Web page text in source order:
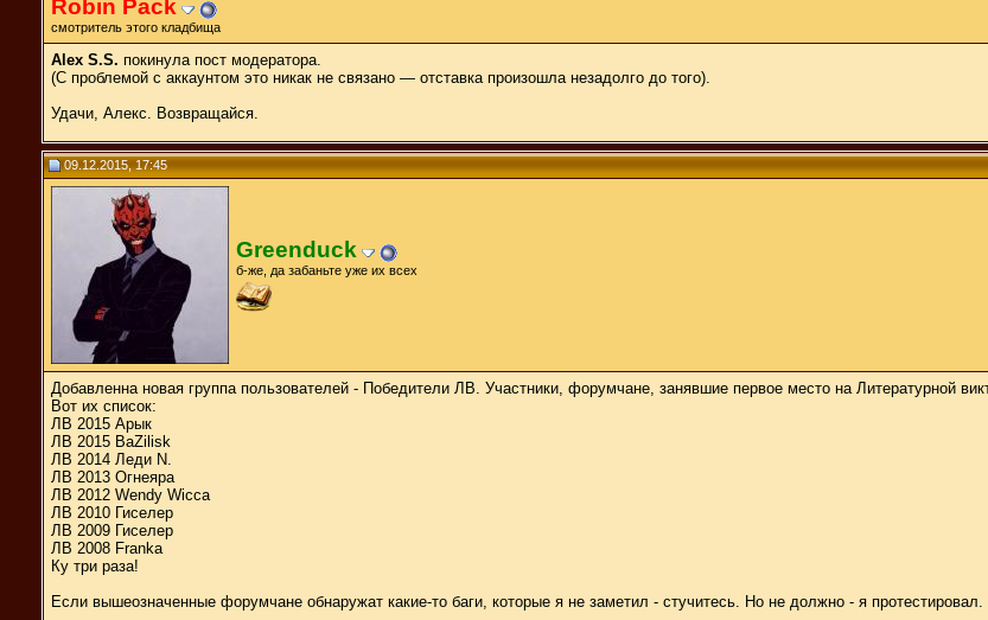
Robin Pack
смотритель этого кладбища
Alex S.S. покинула пост модератора.
(С проблемой с аккаунтом это никак не связано — отставка произошла незадолго до того).
Удачи, Алекс. Возвращайся.
09.12.2015, 17:45
Greenduck
б-же, да забаньте уже их всех
Добавленна новая группа пользователей - Победители ЛВ. Участники, форумчане, занявшие первое место на Литературной
Вот их список:
ЛВ 2015 Арык
ЛВ 2015 BaZilisk
ЛВ 2014 Леди N.
ЛВ 2013 Огнеяра
ЛВ 2012 Wendy Wicca
ЛВ 2010 Гиселер
ЛВ 2009 Гиселер
ЛВ 2008 Franka
Ку три раза!
Если вышеозначенные форумчане обнаружат какие-то баги, которые я не заметил - стучитесь. Но не должно - я протестировал.